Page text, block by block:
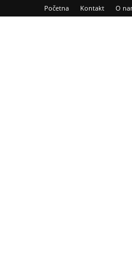
Početna Kontakt O